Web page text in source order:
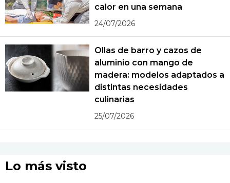
calor en una semana
24/07/2026
Ollas de barro y cazos de
aluminio con mango de
madera: modelos adaptados a
distintas necesidades
culinarias
25/07/2026
Lo más visto